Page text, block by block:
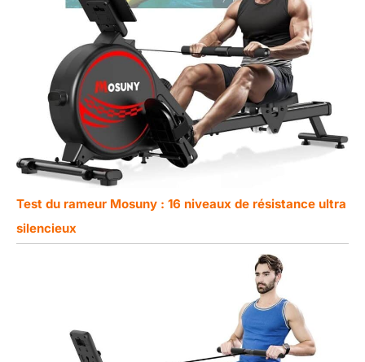
Test du rameur Mosuny : 16 niveaux de résistance ultra
silencieux